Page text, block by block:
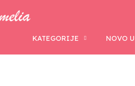
KATEGORIJE NOVO